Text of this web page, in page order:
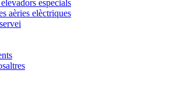
especials
aèries elèctriques